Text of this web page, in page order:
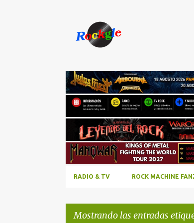
RADIO & TV ROCK MACHINE
Mostrando las entradas